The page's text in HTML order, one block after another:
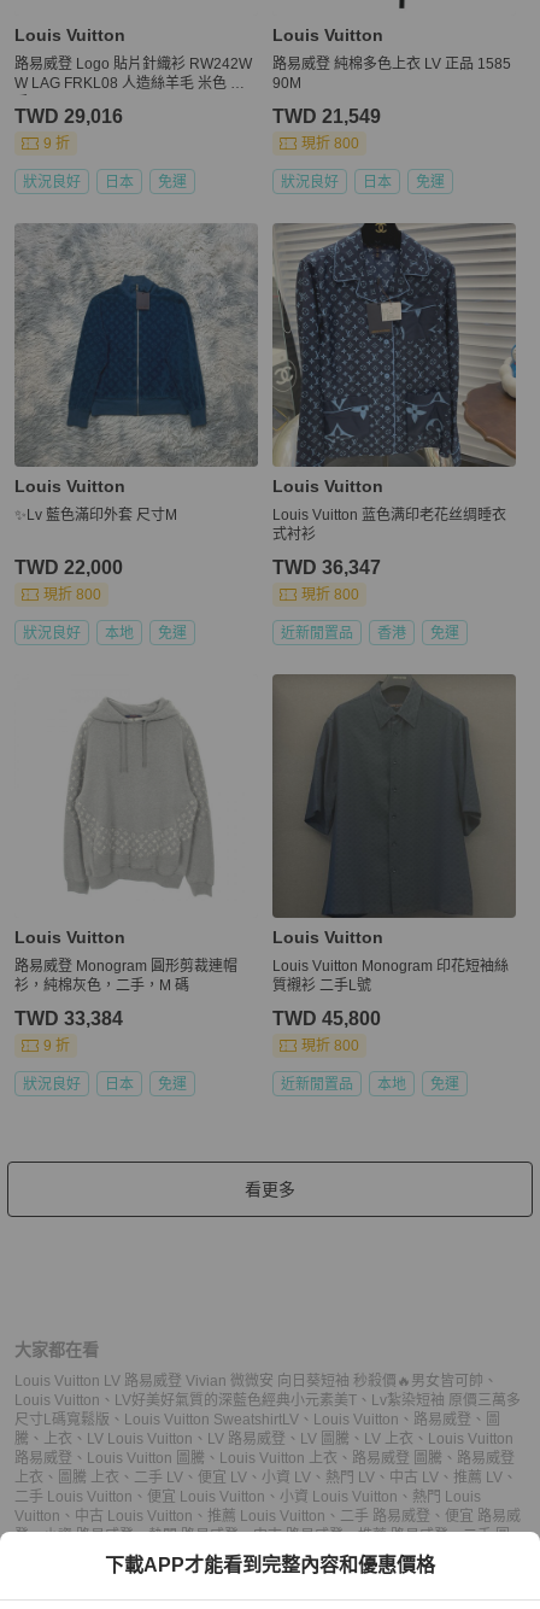
Louis Vuitton
路易威登 Logo 貼片針織衫 RW242W
W LAG FRKL08 人造絲羊毛 米色 二
TWD 29,016
9 折
狀況良好 日本 免運
Louis Vuitton
路易威登 純棉多色上衣 LV 正品 1585
90M
TWD 21,549
現折 800
狀況良好 日本 免運
Louis Vuitton
✨Lv 藍色滿印外套 尺寸M
TWD 22,000
現折 800
狀況良好 本地 免運
Louis Vuitton
Louis Vuitton 蓝色满印老花丝绸睡衣
式衬衫
TWD 36,347
現折 800
近新閒置品 香港 免運
Louis Vuitton
路易威登 Monogram 圓形剪裁連帽
衫，純棉灰色，二手，M 碼
TWD 33,384
9 折
狀況良好 日本 免運
Louis Vuitton
Louis Vuitton Monogram 印花短袖絲
質襯衫 二手L號
TWD 45,800
現折 800
近新閒置品 本地 免運
看更多
大家都在看
Louis Vuitton LV 路易威登 Vivian 微微安 向日葵短袖 秒殺價🔥男女皆可帥 、
Louis Vuitton 、 LV好美好氣質的深藍色經典小元素美T 、 Lv紮染短袖 原價三萬多
尺寸L碼寬鬆版 、 Louis Vuitton SweatshirtLV 、 Louis Vuitton 、 路易威登 、 圖
騰 、 上衣 、 LV Louis Vuitton 、 LV 路易威登 、 LV 圖騰 、 LV 上衣 、 Louis Vuitton
路易威登 、 Louis Vuitton 圖騰 、 Louis Vuitton 上衣 、 路易威登 圖騰 、 路易威登
上衣 、 圖騰 上衣 、 二手 LV 、 便宜 LV 、 小資 LV 、 熱門 LV 、 中古 LV 、 推薦 LV 、
二手 Louis Vuitton 、 便宜 Louis Vuitton 、 小資 Louis Vuitton 、 熱門 Louis
Vuitton 、 中古 Louis Vuitton 、 推薦 Louis Vuitton 、 二手 路易威登 、 便宜 路易威
登、小資 路易威登、熱門 路易威登、中古 路易威登、推薦 路易威登、二手 圖
、小資 圖騰、 熱門 圖騰、中古 圖騰、推薦 圖騰、二手 上衣
小資 上衣、熱門 上衣、中古 上衣、推薦 上衣
下載APP才能看到完整內容和優惠價格